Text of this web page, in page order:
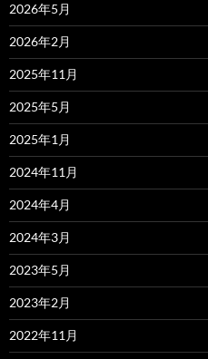
2026年5月
2026年2月
2025年11月
2025年5月
2025年1月
2024年11月
2024年4月
2024年3月
2023年5月
2023年2月
2022年11月